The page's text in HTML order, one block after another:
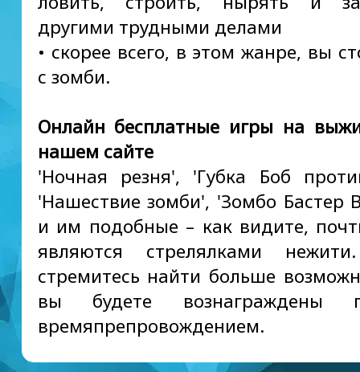
другими трудными делами
• скорее всего, в этом жанре, вы
с зомби.
Онлайн бесплатные игры на
нашем сайте
'Ночная резня', 'Губка Боб
'Нашествие зомби', 'Зомбо Бастер
и им подобные – как видите,
являются стрелялками
стремитесь найти больше
вы будете вознаграждены
времяпрепровождением.